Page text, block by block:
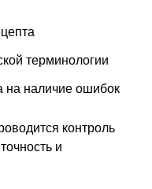
терминологии
на наличие ошибок
контроль
и